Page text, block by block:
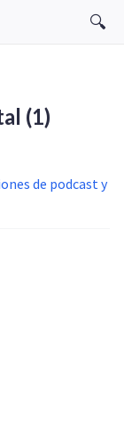
🔍
(1)
de podcast y